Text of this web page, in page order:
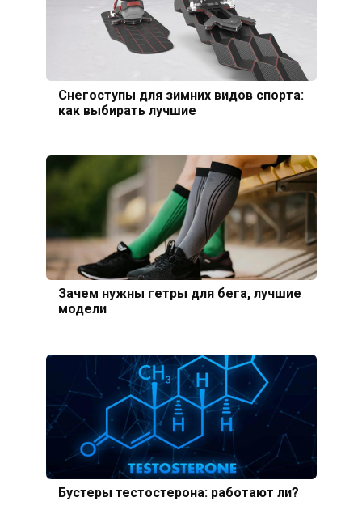
Снегоступы для зимних видов спорта:
как выбирать лучшие
Зачем нужны гетры для бега, лучшие
модели
Бустеры тестостерона: работают ли?